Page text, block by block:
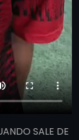
SALE DE